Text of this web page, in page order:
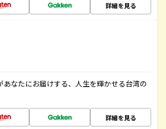
詳細を見る
なたにお届けする、人生を輝かせる台湾の
詳細を見る